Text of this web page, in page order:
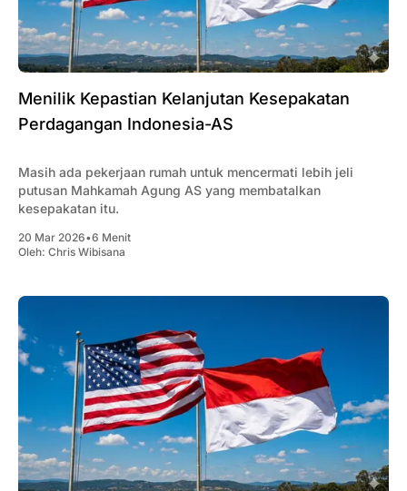
Menilik Kepastian Kelanjutan Kesepakatan
Perdagangan Indonesia-AS
Masih ada pekerjaan rumah untuk mencermati lebih jeli
putusan Mahkamah Agung AS yang membatalkan
kesepakatan itu.
20 Mar 2026•6 Menit
Oleh: Chris Wibisana